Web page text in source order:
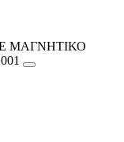
ΜΑΓΝΗΤΙΚΟ